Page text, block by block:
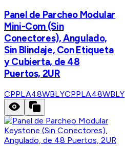
Panel de Parcheo Modular
Mini-Com (Sin
Conectores), Angulado,
Sin Blindaje, Con Etiqueta
y Cubierta, de 48
Puertos, 2UR
CPPLA48WBLYCPPLA48WBLY